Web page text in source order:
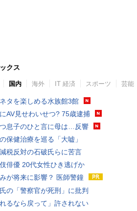
クス
国内 海外 IT 経済 スポーツ 芸能
タを楽しめる水族館3館
AV見せわいせつ? 75歳逮捕
息子のひと言に母は…反響
保健治療を巡る「大嘘」
税反対の石破氏らに苦言
俳優 20代女性ひき逃げか
が将来に影響？ 医師警鐘
の「警察官が死刑」に批判
れるなら戻って」許されない